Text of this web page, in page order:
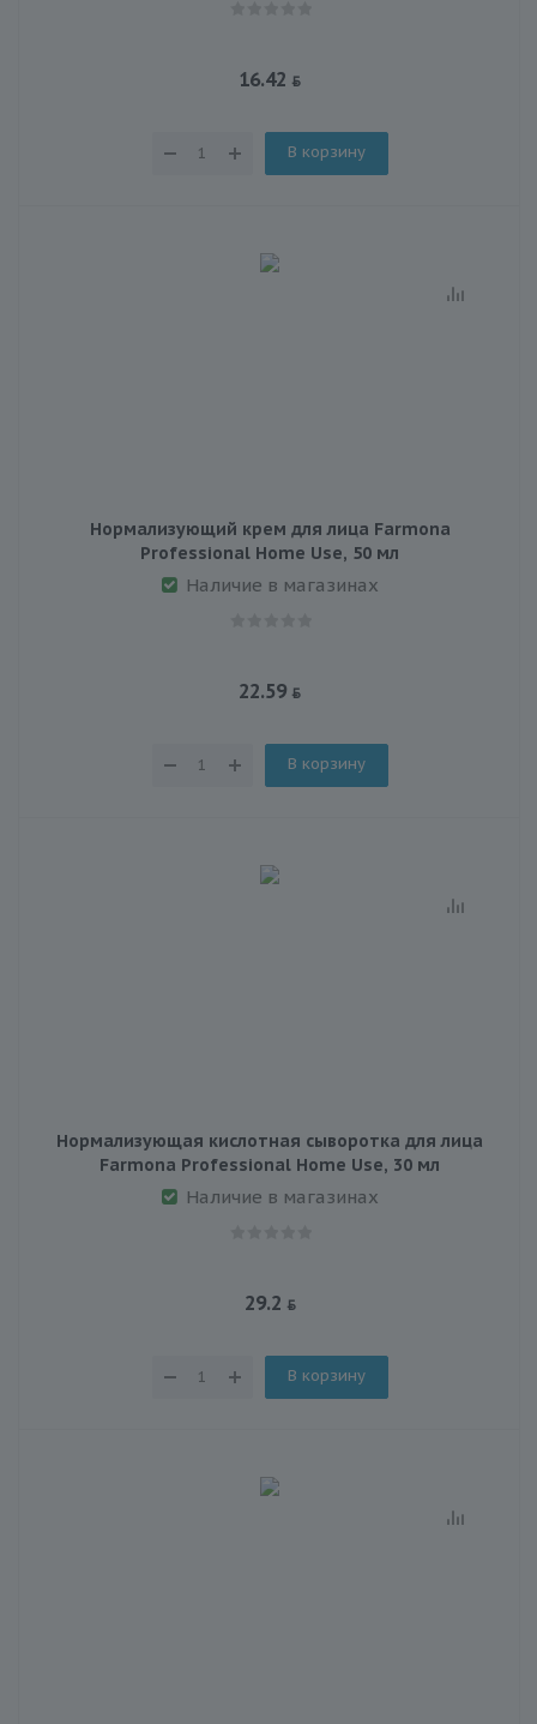
16.42
В корзину
Нормализующий крем для лица Farmona
Professional Home Use, 50 мл
Наличие в магазинах
22.59
В корзину
Нормализующая кислотная сыворотка для лица
Farmona Professional Home Use, 30 мл
Наличие в магазинах
29.2
В корзину